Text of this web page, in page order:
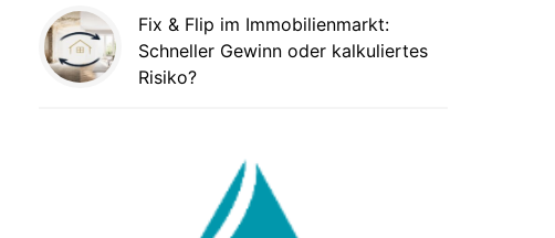
Fix & Flip im Immobilienmarkt:
Schneller Gewinn oder kalkuliertes
Risiko?